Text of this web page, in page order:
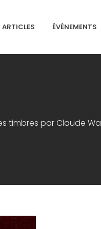
ARTICLES ÉVÉNEMENTS
timbres par Claude